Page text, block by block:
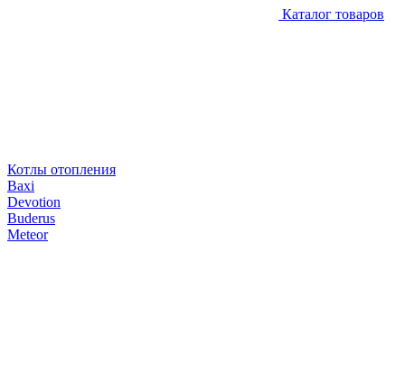
Каталог товаров
Котлы отопления
Baxi
Devotion
Buderus
Meteor